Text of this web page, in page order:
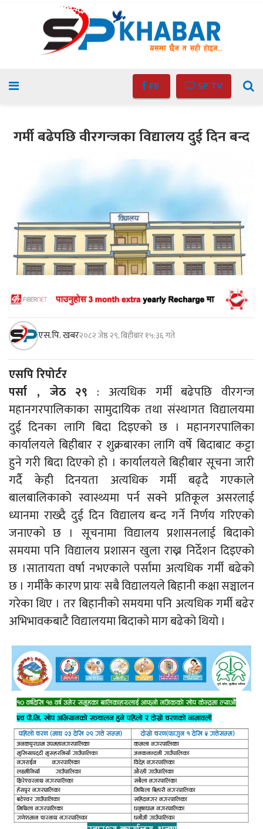
FB SP TV
गर्मी बढेपछि वीरगन्जका विद्यालय दुई दिन बन्द
एस.पि. खबर२०८२ जेष्ठ २९, बिहीबार १५:३६ गते
एसपि रिपोर्टर
पर्सा , जेठ २९ : अत्यधिक गर्मी बढेपछि वीरगन्ज
महानगरपालिकाका सामुदायिक तथा संस्थागत विद्यालयमा
दुई दिनका लागि बिदा दिइएको छ । महानगरपालिका
कार्यालयले बिहीबार र शुक्रबारका लागि वर्षे बिदाबाट कट्टा
हुने गरी बिदा दिएको हो । कार्यालयले बिहीबार सूचना जारी
गर्दै केही दिनयता अत्यधिक गर्मी बढ्दै गएकाले
बालबालिकाको स्वास्थ्यमा पर्न सक्ने प्रतिकूल असरलाई
ध्यानमा राख्दै दुई दिन विद्यालय बन्द गर्ने निर्णय गरिएको
जनाएको छ । सूचनामा विद्यालय प्रशासनलाई बिदाको
समयमा पनि विद्यालय प्रशासन खुला राख्न निर्देशन दिइएको
छ ।सातायता वर्षा नभएकाले पर्सामा अत्यधिक गर्मी बढेको
छ । गर्मीकै कारण प्रायः सबै विद्यालयले बिहानी कक्षा सञ्चालन
गरेका थिए । तर बिहानीको समयमा पनि अत्यधिक गर्मी बढेर
अभिभावकबाटै विद्यालयमा बिदाको माग बढेको थियो ।